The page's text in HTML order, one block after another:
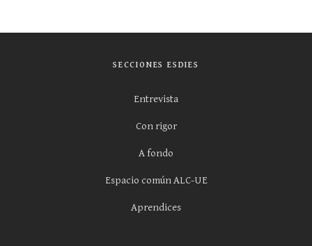
SECCIONES ESDIES
Entrevista
Con rigor
A fondo
Espacio común ALC-UE
Aprendices